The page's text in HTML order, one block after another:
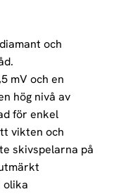
och
mV och en
hög nivå av
för enkel
vikten och
skivspelarna på
olika